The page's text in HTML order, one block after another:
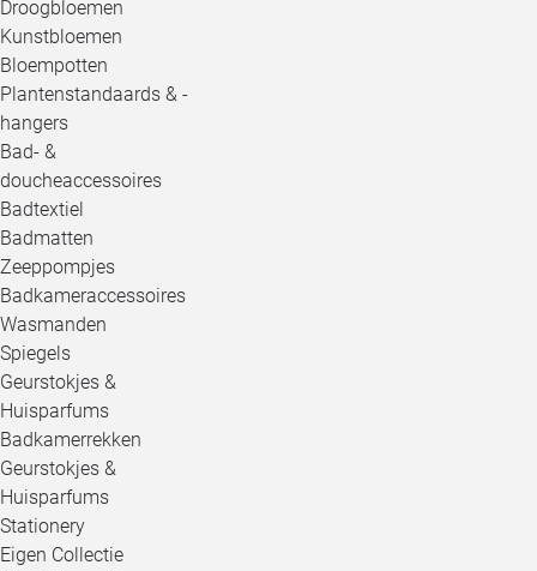
Droogbloemen
Kunstbloemen
Bloempotten
Plantenstandaards & -
hangers
Bad- &
doucheaccessoires
Badtextiel
Badmatten
Zeeppompjes
Badkameraccessoires
Wasmanden
Spiegels
Geurstokjes &
Huisparfums
Badkamerrekken
Geurstokjes &
Huisparfums
Stationery
Eigen Collectie